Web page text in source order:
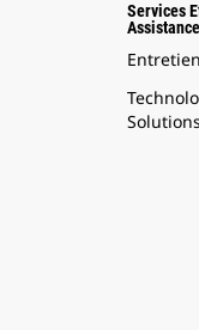
Services
Assistance
Entretien
Solutions